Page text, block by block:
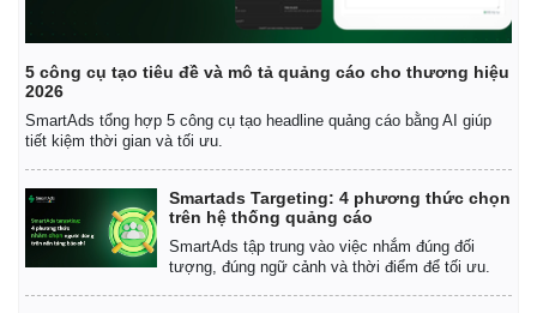
5 công cụ tạo tiêu đề và mô tả quảng cáo cho thương hiệu
2026
SmartAds tổng hợp 5 công cụ tạo headline quảng cáo bằng AI giúp
tiết kiệm thời gian và tối ưu.
Smartads Targeting: 4 phương thức chọn
trên hệ thống quảng cáo
SmartAds tập trung vào việc nhắm đúng đối
tượng, đúng ngữ cảnh và thời điểm để tối ưu.